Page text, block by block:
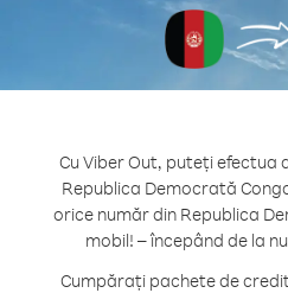
Cu Viber Out, puteți
Republica Democrată
orice număr din Republica
mobil! – începând de la
Cumpărați pachete de